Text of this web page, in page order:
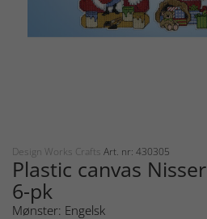
Design Works Crafts Art. nr: 430305
Plastic canvas Nisser
6-pk
Mønster: Engelsk